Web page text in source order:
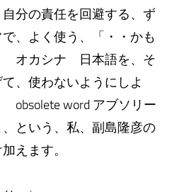
分の責任を回避する、ず
、よく使う、「・・かも
オカシナ 日本語を、そ
、使わないようにしよ
obsolete word アブソリー
という、私、副島隆彦の
えます。